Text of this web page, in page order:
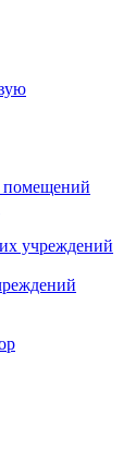
помещений
учреждений